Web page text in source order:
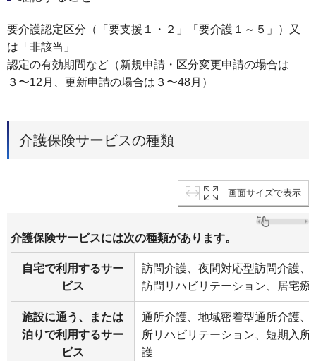
要介護認定区分（「要支援１・２」「要介護１～５」）又
は「非該当」
認定の有効期間など（新規申請・区分変更申請の場合は
３〜12⽉、更新申請の場合は３〜48⽉）
介護保険サービスの種類
画面サイズで表示
介護保険サービスには次の種類があります。
自宅で利用するサー
ビス
訪問介護、夜間対応型訪問介護
訪問リハビリテーション、居宅療
施設に通う、または
泊りで利用するサー
ビス
通所介護、地域密着型通所介護
所リハビリテーション、短期入
護